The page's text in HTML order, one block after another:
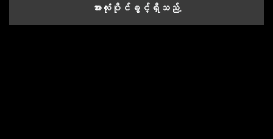
အားလုံးပိုင်ခွင့်ရှိသည်.